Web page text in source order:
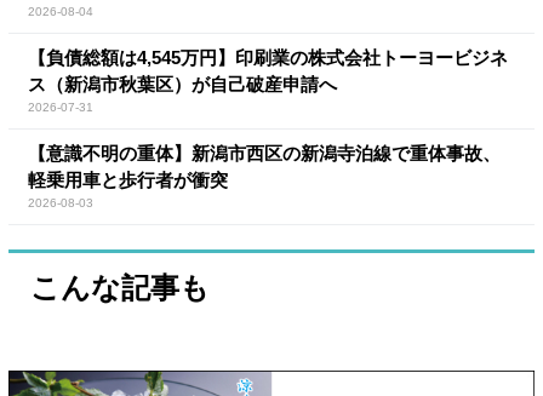
2026-08-04
【負債総額は4,545万円】印刷業の株式会社トーヨービジネ
ス（新潟市秋葉区）が自己破産申請へ
2026-07-31
【意識不明の重体】新潟市西区の新潟寺泊線で重体事故、
軽乗用車と歩行者が衝突
2026-08-03
こんな記事も